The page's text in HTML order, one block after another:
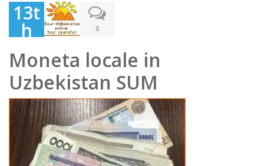
13t
h
Jun
e
202
0
0
Moneta locale in
Uzbekistan SUM